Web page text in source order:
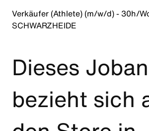
Verkäufer (Athlete) (m/w/d) - 30h/
SCHWARZHEIDE
Dieses
bezieht sich